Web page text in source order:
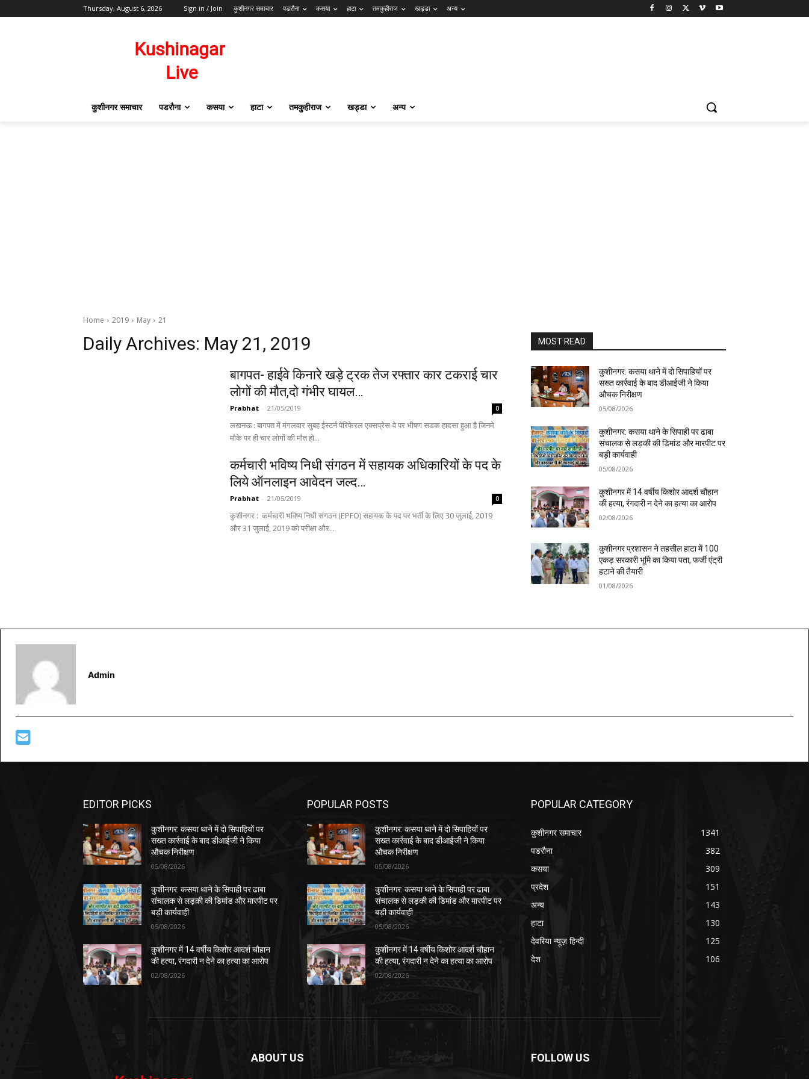
Thursday, August 6, 2026 Sign in / Join कुशीनगर समाचार पडरौना कसया हाटा तमकुहीराज खड्डा अन्य
कुशीनगर समाचार पडरौना कसया हाटा तमकुहीराज खड्डा अन्य
Home 2019 May 21
Daily Archives: May 21, 2019
बागपत- हाईवे किनारे खड़े ट्रक तेज रफ्तार कार टकराई चार
लोगों की मौत,दो गंभीर घायल…
Prabhat - 21/05/2019 0
लखनऊ : बागपत में मंगलवार सुबह ईस्टर्न पेरिफेरल एक्सप्रेस-वे पर भीषण सडक हादसा हुआ है जिनमे
मौके पर ही चार लोगों की मौत हो...
कर्मचारी भविष्य निधी संगठन में सहायक अधिकारियों के पद के
लिये ऑनलाइन आवेदन जल्द…
Prabhat - 21/05/2019 0
कुशीनगर : कर्मचारी भविष्य निधी संगठन (EPFO) सहायक के पद पर भर्ती के लिए 30 जुलाई, 2019
और 31 जुलाई, 2019 को परीक्षा और...
MOST READ
कुशीनगर: कसया थाने में दो सिपाहियों पर
सख्त कार्रवाई के बाद डीआईजी ने किया
औचक निरीक्षण
05/08/2026
कुशीनगर: कसया थाने के सिपाही पर ढाबा
संचालक से लड़की की डिमांड और मारपीट पर
बड़ी कार्यवाही
05/08/2026
कुशीनगर में 14 वर्षीय किशोर आदर्श चौहान
की हत्या, रंगदारी न देने का हत्या का आरोप
02/08/2026
कुशीनगर प्रशासन ने तहसील हाटा में 100
एकड़ सरकारी भूमि का किया पता, फर्जी एंट्री
हटाने की तैयारी
01/08/2026
Admin
EDITOR PICKS
कुशीनगर: कसया थाने में दो सिपाहियों पर
सख्त कार्रवाई के बाद डीआईजी ने किया
औचक निरीक्षण
05/08/2026
कुशीनगर: कसया थाने के सिपाही पर ढाबा
संचालक से लड़की की डिमांड और मारपीट पर
बड़ी कार्यवाही
05/08/2026
कुशीनगर में 14 वर्षीय किशोर आदर्श चौहान
की हत्या, रंगदारी न देने का हत्या का आरोप
02/08/2026
POPULAR POSTS
कुशीनगर: कसया थाने में दो सिपाहियों पर
सख्त कार्रवाई के बाद डीआईजी ने किया
औचक निरीक्षण
05/08/2026
कुशीनगर: कसया थाने के सिपाही पर ढाबा
संचालक से लड़की की डिमांड और मारपीट पर
बड़ी कार्यवाही
05/08/2026
कुशीनगर में 14 वर्षीय किशोर आदर्श चौहान
की हत्या, रंगदारी न देने का हत्या का आरोप
02/08/2026
POPULAR CATEGORY
कुशीनगर समाचार
1341
पडरौना
382
कसया
309
प्रदेश
151
अन्य
143
हाटा
130
देवरिया न्यूज़ हिन्दी
125
देश
106
ABOUT US FOLLOW US